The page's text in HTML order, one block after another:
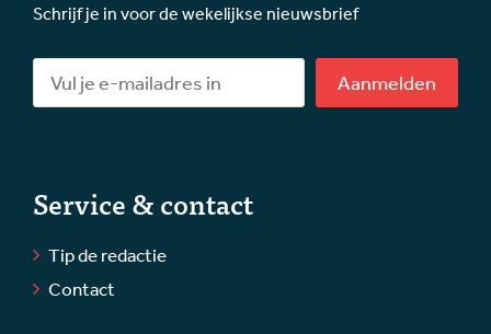
Schrijf je in voor de wekelijkse nieuwsbrief
Aanmelden
Service & contact
Tip de redactie
Contact